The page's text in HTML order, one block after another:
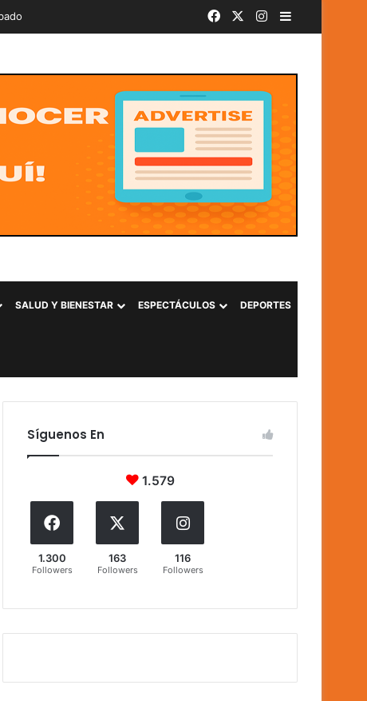
FacebookInstagram
Barra lateral
SALUD Y BIENESTAR ESPECTÁCULOS DEPORTES
Síguenos En
1.579
1.300
Followers
163
Followers
116
Followers